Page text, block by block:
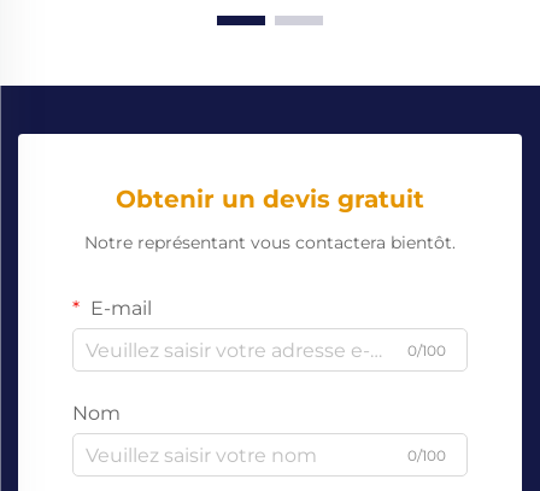
Obtenir un devis gratuit
Notre représentant vous contactera bientôt.
E-mail
0/100
Nom
0/100